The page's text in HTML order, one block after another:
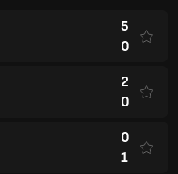
5
0
2
0
0
1